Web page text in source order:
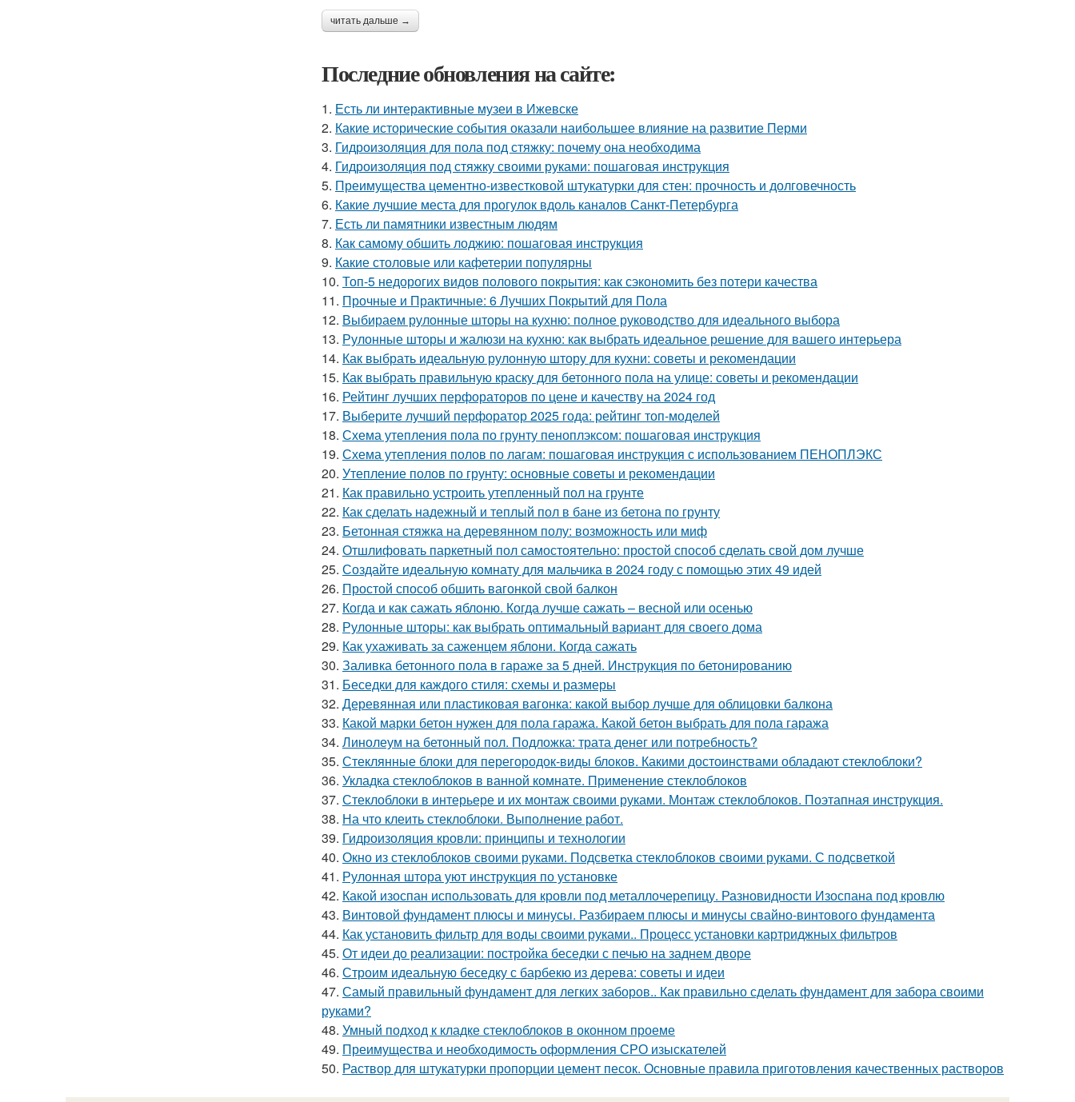
читать дальше →
Последние обновления на сайте:
1. Есть ли интерактивные музеи в Ижевске
2. Какие исторические события оказали наибольшее влияние на развитие Перми
3. Гидроизоляция для пола под стяжку: почему она необходима
4. Гидроизоляция под стяжку своими руками: пошаговая инструкция
5. Преимущества цементно-известковой штукатурки для стен: прочность и долговечность
6. Какие лучшие места для прогулок вдоль каналов Санкт-Петербурга
7. Есть ли памятники известным людям
8. Как самому обшить лоджию: пошаговая инструкция
9. Какие столовые или кафетерии популярны
10. Топ-5 недорогих видов полового покрытия: как сэкономить без потери качества
11. Прочные и Практичные: 6 Лучших Покрытий для Пола
12. Выбираем рулонные шторы на кухню: полное руководство для идеального выбора
13. Рулонные шторы и жалюзи на кухню: как выбрать идеальное решение для вашего интерьера
14. Как выбрать идеальную рулонную штору для кухни: советы и рекомендации
15. Как выбрать правильную краску для бетонного пола на улице: советы и рекомендации
16. Рейтинг лучших перфораторов по цене и качеству на 2024 год
17. Выберите лучший перфоратор 2025 года: рейтинг топ-моделей
18. Схема утепления пола по грунту пеноплэксом: пошаговая инструкция
19. Схема утепления полов по лагам: пошаговая инструкция с использованием ПЕНОПЛЭКС
20. Утепление полов по грунту: основные советы и рекомендации
21. Как правильно устроить утепленный пол на грунте
22. Как сделать надежный и теплый пол в бане из бетона по грунту
23. Бетонная стяжка на деревянном полу: возможность или миф
24. Отшлифовать паркетный пол самостоятельно: простой способ сделать свой дом лучше
25. Создайте идеальную комнату для мальчика в 2024 году с помощью этих 49 идей
26. Простой способ обшить вагонкой свой балкон
27. Когда и как сажать яблоню. Когда лучше сажать – весной или осенью
28. Рулонные шторы: как выбрать оптимальный вариант для своего дома
29. Как ухаживать за саженцем яблони. Когда сажать
30. Заливка бетонного пола в гараже за 5 дней. Инструкция по бетонированию
31. Беседки для каждого стиля: схемы и размеры
32. Деревянная или пластиковая вагонка: какой выбор лучше для облицовки балкона
33. Какой марки бетон нужен для пола гаража. Какой бетон выбрать для пола гаража
34. Линолеум на бетонный пол. Подложка: трата денег или потребность?
35. Стеклянные блоки для перегородок-виды блоков. Какими достоинствами обладают стеклоблоки?
36. Укладка стеклоблоков в ванной комнате. Применение стеклоблоков
37. Стеклоблоки в интерьере и их монтаж своими руками. Монтаж стеклоблоков. Поэтапная инструкция.
38. На что клеить стеклоблоки. Выполнение работ.
39. Гидроизоляция кровли: принципы и технологии
40. Окно из стеклоблоков своими руками. Подсветка стеклоблоков своими руками. С подсветкой
41. Рулонная штора уют инструкция по установке
42. Какой изоспан использовать для кровли под металлочерепицу. Разновидности Изоспана под кровлю
43. Винтовой фундамент плюсы и минусы. Разбираем плюсы и минусы свайно-винтового фундамента
44. Как установить фильтр для воды своими руками.. Процесс установки картриджных фильтров
45. От идеи до реализации: постройка беседки с печью на заднем дворе
46. Строим идеальную беседку с барбекю из дерева: советы и идеи
47. Самый правильный фундамент для легких заборов.. Как правильно сделать фундамент для забора своими
руками?
48. Умный подход к кладке стеклоблоков в оконном проеме
49. Преимущества и необходимость оформления СРО изыскателей
50. Раствор для штукатурки пропорции цемент песок. Основные правила приготовления качественных растворов